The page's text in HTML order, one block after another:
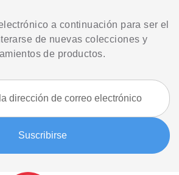
a continuación para ser el
de nuevas colecciones y
de productos.
Suscribirse